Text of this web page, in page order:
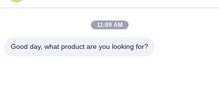
৩ এফ, ব্লক ৭, জিএস পার্ক, উহো ব্লাভ, গুয়ানলান লংহুয়া, শেনজেন চীন
ই-মেইল: fanny@opticking.com
11:09 AM
Good day, what product are you looking for?